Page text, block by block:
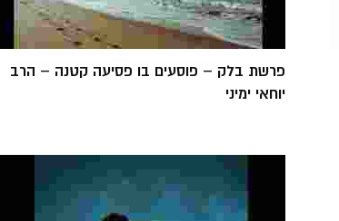
פרשת בלק – פוסעים בו פסיעה קטנה – הרב
יוחאי ימיני